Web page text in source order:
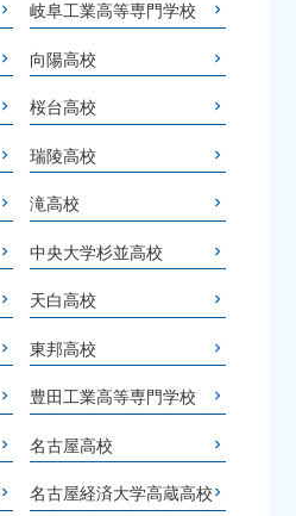
岐阜工業高等専門学校
向陽高校
桜台高校
瑞陵高校
滝高校
中央大学杉並高校
天白高校
東邦高校
豊田工業高等専門学校
名古屋高校
名古屋経済大学高蔵高校